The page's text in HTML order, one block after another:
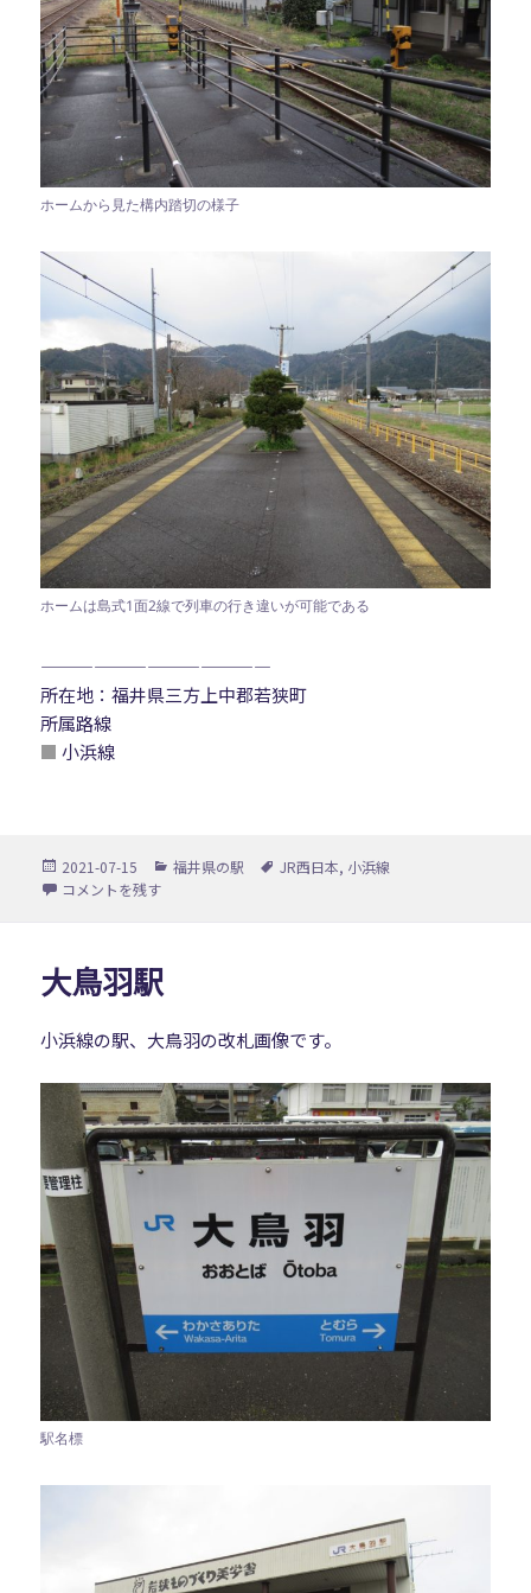
ホームから見た構内踏切の様子
ホームは島式1面2線で列車の行き違いが可能である
—————————————
所在地：福井県三方上中郡若狭町
所属路線
■ 小浜線
投
稿
2021-07-15
カ
福井県の駅
タ
JR西日本, 小浜線
十村駅 に
コメントを残す
大鳥羽駅
小浜線の駅、大鳥羽の改札画像です。
駅名標